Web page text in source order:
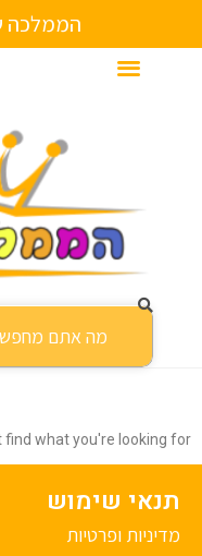
הממלכה
find what you're looking
שימוש
ופרטיות